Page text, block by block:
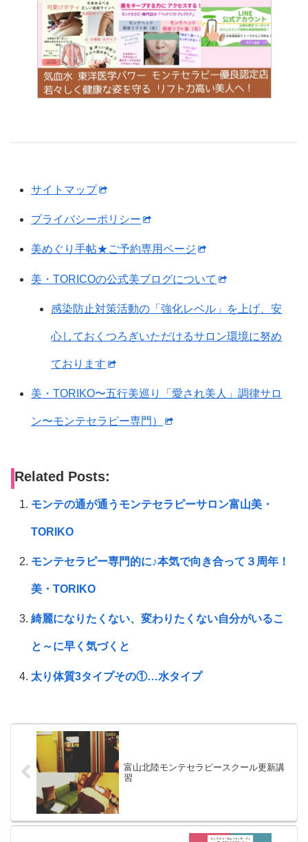
サイトマップ
プライバシーポリシー
美めぐり手帖★ご予約専用ページ
美・TORICOの公式美ブログについて
感染防止対策活動の「強化レベル」を上げ、安
心しておくつろぎいただけるサロン環境に努め
ております
美・TORIKO〜五行美巡り「愛され美人」調律サロ
ン〜モンテセラピー専門）
Related Posts:
モンテの通が通うモンテセラピーサロン富山美・
TORIKO
モンテセラピー専門的に♪本気で向き合って３周年！
美・TORIKO
綺麗になりたくない、変わりたくない自分がいるこ
と～に早く気づくと
太り体質3タイプその①…水タイプ
富山北陸モンテセラピースクール更新講
習